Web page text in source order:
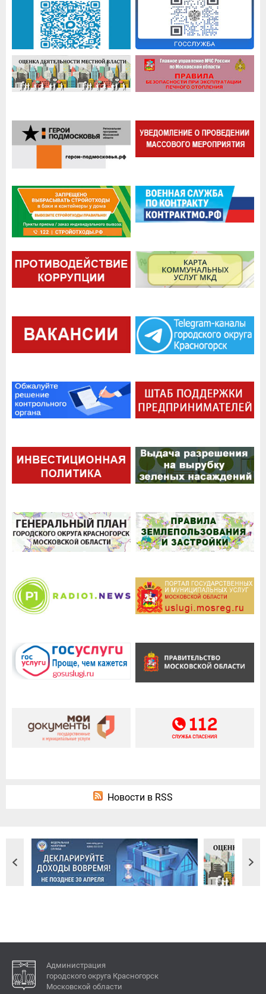
Новости в RSS
Администрация
городского округа Красногорск
Московской области